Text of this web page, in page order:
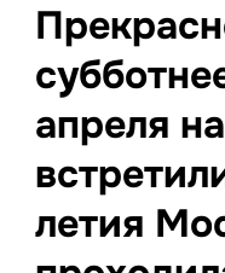
апреля
летия